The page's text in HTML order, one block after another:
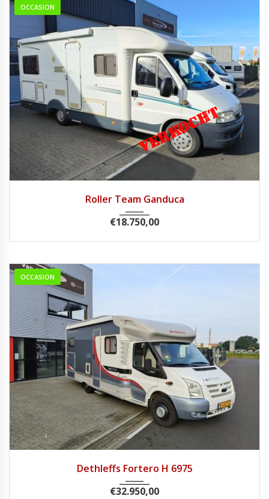
OCCASION
Roller Team Ganduca
€18.750,00
OCCASION
Dethleffs Fortero H 6975
€32.950,00